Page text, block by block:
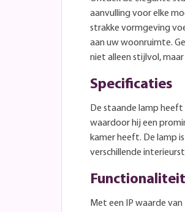
aanvulling voor elke
strakke vormgeving
aan uw woonruimte.
niet alleen stijlvol,
Specificaties
De staande lamp
waardoor hij een
kamer heeft. De lamp
verschillende
Met een IP waarde